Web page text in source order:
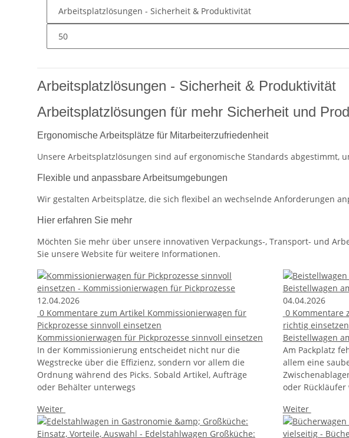
Arbeitsplatzlösungen - Sicherheit & Produktivität
Arbeitsplatzlösungen für mehr Sicherheit und
Ergonomische Arbeitsplätze für Mitarbeiterzufriedenheit
Unsere Arbeitsplatzlösungen sind auf ergonomische Standards
Flexible und anpassbare Arbeitsumgebungen
Wir gestalten Arbeitsplätze, die sich flexibel an wechselnde Anforderungen
Hier erfahren Sie mehr
Möchten Sie mehr über unsere innovativen Verpackungs-, Transport- und
Sie unsere Website für weitere Informationen.
12.04.2026
0 Kommentare zum Artikel Kommissionierwagen für
Pickprozesse sinnvoll einsetzen
Kommissionierwagen für Pickprozesse sinnvoll einsetzen
In der Kommissionierung entscheidet nicht nur die
Wegstrecke über die Effizienz, sondern vor allem die
Ordnung während des Picks. Sobald Artikel, Aufträge
oder Behälter unterwegs
Weiter
04.04.2026
0 Kommentare
richtig einsetzen
Beistellwagen
Am Packplatz
allem eine
oder Rückläufer
Weiter